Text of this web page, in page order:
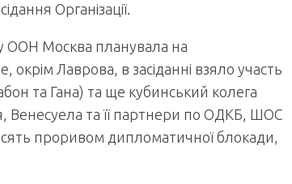
Організації.
ООН Москва планувала на
окрім Лаврова, в засіданні взяло участь
та Гана) та ще кубинський колега
Венесуела та її партнери по ОДКБ, ШОС
проривом дипломатичної блокади,